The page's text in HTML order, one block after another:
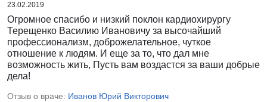
23.02.2019
Огромное спасибо и низкий поклон кардиохирургу
Терещенко Василию Ивановичу за высочайший
профессионализм, доброжелательное, чуткое
отношение к людям. И еще за то, что дал мне
возможность жить, Пусть вам воздастся за ваши добрые
дела!
Отзыв о враче: Иванов Юрий Викторович